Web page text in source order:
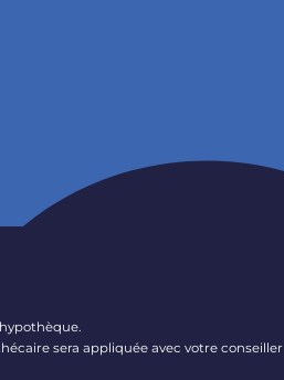
sera appliquée avec votre conseiller